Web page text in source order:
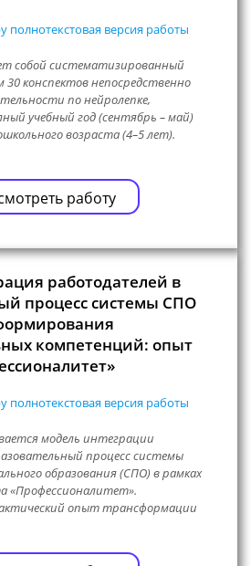
полнотекстовая версия работы
собой систематизированный
30 конспектов непосредственно
по нейролепке,
учебный год (сентябрь – май)
возраста (4–5 лет).
работу
работодателей в
процесс системы СПО
компетенций: опыт
полнотекстовая версия работы
модель интеграции
процесс системы
образования (СПО) в рамках
«Профессионалитет».
опыт трансформации